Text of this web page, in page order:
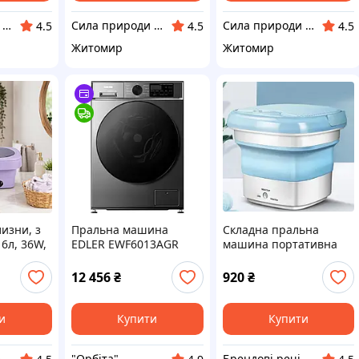
Сила природи - Здорова Родина
4.5
Сила природи - Здорова Родина
4.5
Житомир
Сила природи - Здорова Родина
4.5
Житомир
з
36W,
Пральна машина
EDLER EWF6013AGR
12 456₴
Купити
Складна пральна
машина портативна
прання Maxtop Silicon
Washing Machine
920 ₴
Купити